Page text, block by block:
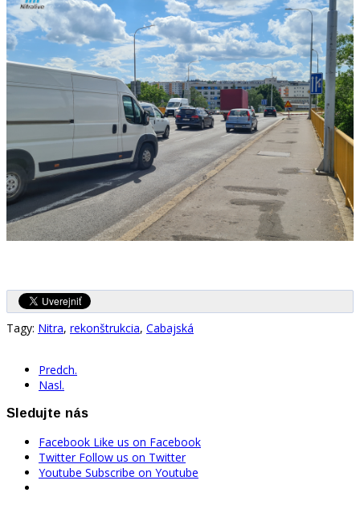
Tagy: Nitra, rekonštrukcia, Cabajská
Predch.
Nasl.
Sledujte nás
Facebook Like us on Facebook
Twitter Follow us on Twitter
Youtube Subscribe on Youtube